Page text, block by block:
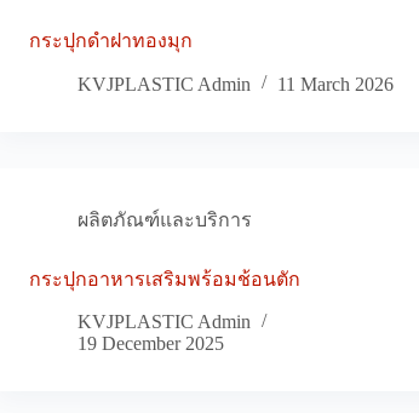
กระปุกดำฝาทองมุก
KVJPLASTIC Admin 11 March 2026
ผลิตภัณฑ์และบริการ
กระปุกอาหารเสริมพร้อมช้อนตัก
KVJPLASTIC Admin
19 December 2025